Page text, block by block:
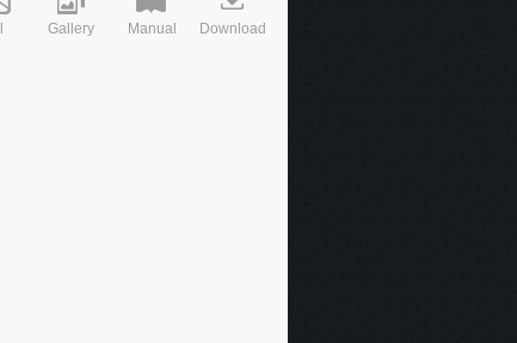
Gallery Manual Download